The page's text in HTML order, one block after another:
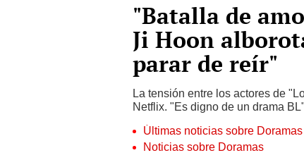
"Batalla de
Ji Hoon
parar de reír"
La tensión entre los actores de
Netflix. "Es digno de un drama
Últimas noticias sobre Doramas
Noticias sobre Doramas